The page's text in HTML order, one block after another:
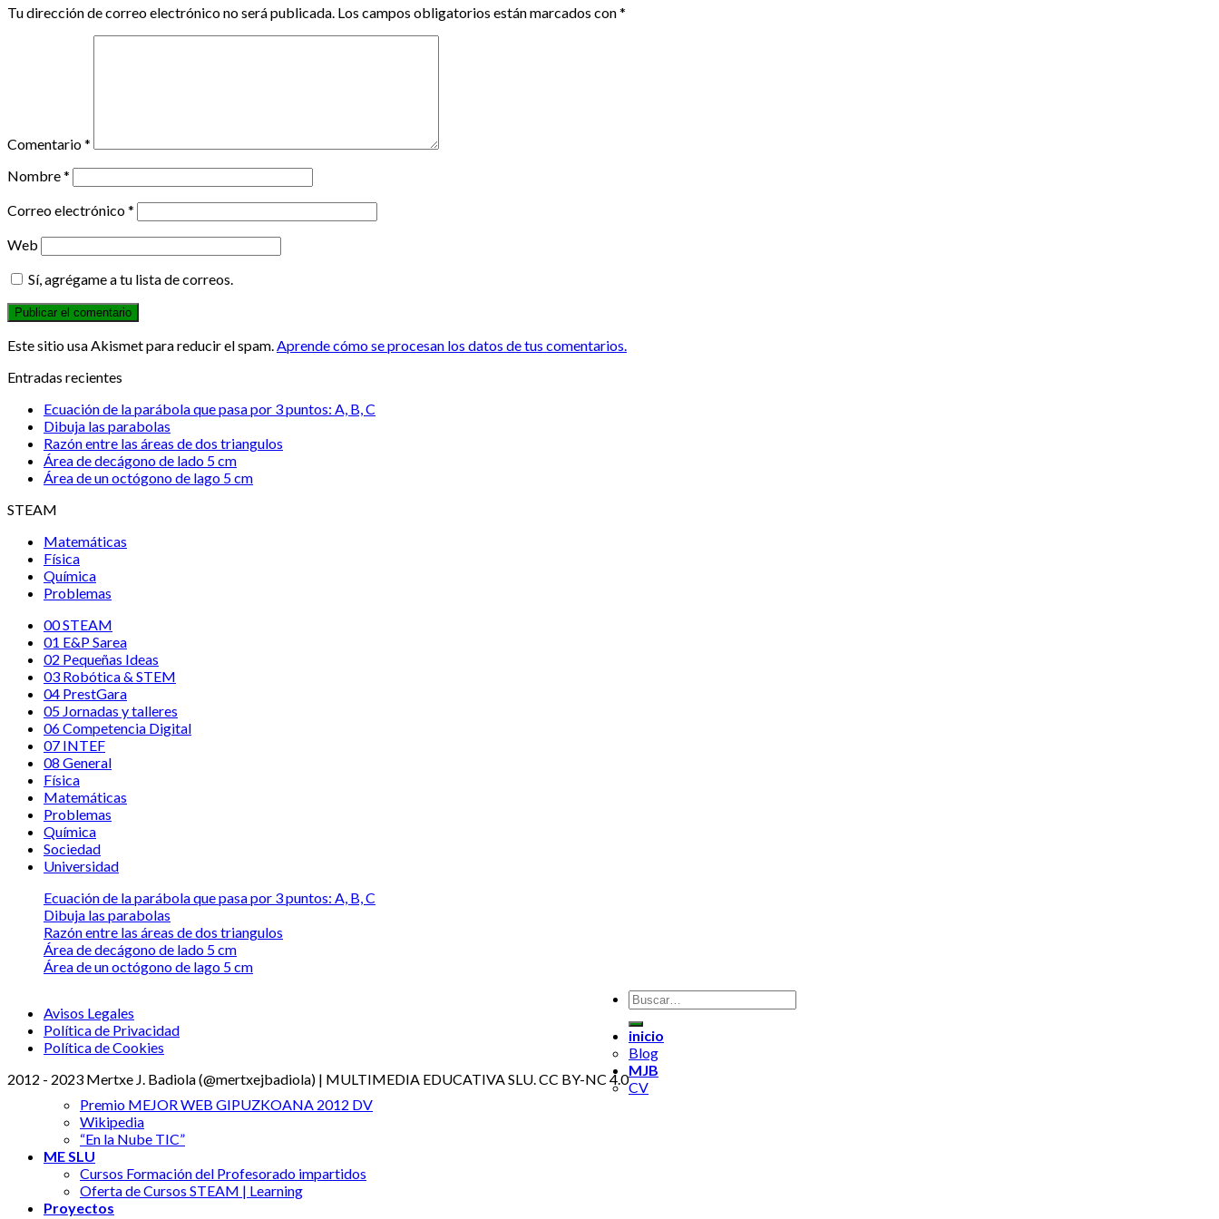
Tu dirección de correo electrónico no será publicada. Los campos obligatorios están marcados con*
Comentario*
Nombre*
Correo electrónico*
Web
Sí, agrégame a tu lista de correos.
Este sitio usa Akismet para reducir el spam. Aprende cómo se procesan los datos de tus comentarios.
Entradas recientes
Ecuación de la parábola que pasa por 3 puntos: A, B, C
Dibuja las parabolas
Razón entre las áreas de dos triangulos
Área de decágono de lado 5 cm
Área de un octógono de lago 5 cm
STEAM
Matemáticas
Física
Química
Problemas
00 STEAM
01 E&P Sarea
02 Pequeñas Ideas
03 Robótica & STEM
04 PrestGara
05 Jornadas y talleres
06 Competencia Digital
07 INTEF
08 General
Física
Matemáticas
Problemas
Química
Sociedad
Universidad
Ecuación de la parábola que pasa por 3 puntos: A, B, C
Dibuja las parabolas
Razón entre las áreas de dos triangulos
Área de decágono de lado 5 cm
Área de un octógono de lago 5 cm
Avisos Legales
Política de Privacidad
Política de Cookies
2012 - 2023 Mertxe J. Badiola (@mertxejbadiola) | MULTIMEDIA EDUCATIVA SLU. CC BY-NC 4.0
inicio
Blog
MJB
CV
Premio MEJOR WEB GIPUZKOANA 2012 DV
Wikipedia
“En la Nube TIC”
ME SLU
Cursos Formación del Profesorado impartidos
Oferta de Cursos STEAM | Learning
Proyectos